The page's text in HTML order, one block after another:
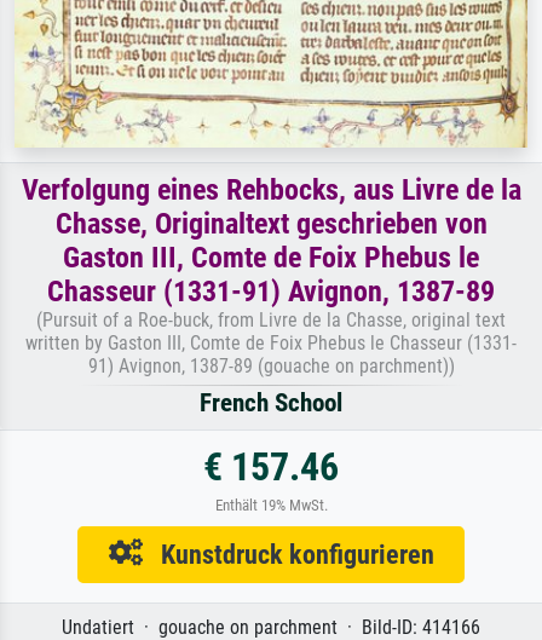
Verfolgung eines Rehbocks, aus Livre de la
Chasse, Originaltext geschrieben von
Gaston III, Comte de Foix Phebus le
Chasseur (1331-91) Avignon, 1387-89
(Pursuit of a Roe-buck, from Livre de la Chasse, original text
written by Gaston III, Comte de Foix Phebus le Chasseur (1331-
91) Avignon, 1387-89 (gouache on parchment))
French School
€ 157.46
Enthält 19% MwSt.
Kunstdruck konfigurieren
Undatiert · gouache on parchment · Bild-ID: 414166